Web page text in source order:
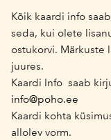
Kõik kaardi info
seda, kui olete
ostukorvi. Märkuste
juures.
Kaardi Info saab
info@poho.ee
Kaardi kohta
allolev vorm.